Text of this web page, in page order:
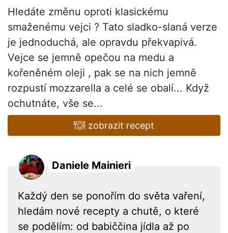
Hledáte změnu oproti klasickému
smaženému vejci ? Tato sladko-slaná verze
je jednoduchá, ale opravdu překvapivá.
Vejce se jemně opečou na medu a
kořeněném oleji , pak se na nich jemně
rozpustí mozzarella a celé se obalí... Když
ochutnáte, vše se...
zobrazit recept
Daniele Mainieri
Každý den se ponořím do světa vaření,
hledám nové recepty a chutě, o které
se podělím: od babiččina jídla až po